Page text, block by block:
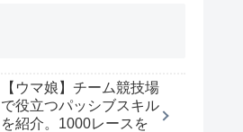
【ウマ娘】チーム競技場
で役立つパッシブスキル
を紹介。1000レースを